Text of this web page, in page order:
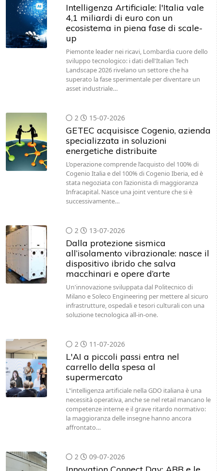
Intelligenza Artificiale: l'Italia vale
4,1 miliardi di euro con un
ecosistema in piena fase di scale-
up
Piemonte leader nei ricavi, Lombardia cuore dello
sviluppo tecnologico: i dati dell'Italian Tech
Landscape 2026 rivelano un settore che ha
superato la fase sperimentale per diventare un
asset industriale…
2 15-07-2026
GETEC acquisisce Cogenio, azienda
specializzata in soluzioni
energetiche distribuite
L’operazione comprende l’acquisto del 100% di
Cogenio Italia e del 100% di Cogenio Iberia, ed è
stata negoziata con l’azionista di maggioranza
Infracapital. Nasce una joint venture che si è
successivamente…
2 13-07-2026
Dalla protezione sismica
all’isolamento vibrazionale: nasce il
dispositivo ibrido che salva
macchinari e opere d’arte
Un'innovazione sviluppata dal Politecnico di
Milano e Soleco Engineering per mettere al sicuro
infrastrutture, ospedali e tesori culturali con una
soluzione tecnologica all-in-one.
2 11-07-2026
L'AI a piccoli passi entra nel
carrello della spesa al
supermercato
L'’intelligenza artificiale nella GDO italiana è una
necessità operativa, anche se nel retail mancano le
competenze interne e il grave ritardo normativo:
la maggioranza delle insegne hanno ancora
affrontato…
2 09-07-2026